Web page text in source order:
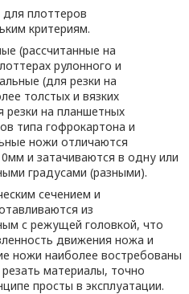
плоттеров
критериям.
(рассчитанные на
рулонного и
(для резки на
толстых и вязких
на планшетных
типа гофрокартона и
ножи отличаются
и затачиваются в одну или
градусами (разными).
сечением и
из
с режущей головкой, что
движения ножа и
ножи наиболее востребованы
материалы, точно
просты в эксплуатации.